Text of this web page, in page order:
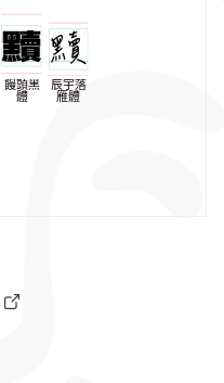
饅頭黑
體
辰宇落
雁體